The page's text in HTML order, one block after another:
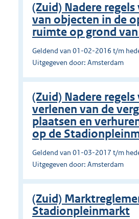
(Zuid) Nadere
van objecten in de
ruimte op grond
Geldend van 01-02-2016 t/m
Uitgegeven door: Amsterdam
(Zuid) Nadere
verlenen van de
plaatsen en
op de
Geldend van 01-03-2017 t/m
Uitgegeven door: Amsterdam
(Zuid)
Stadionpleinmarkt